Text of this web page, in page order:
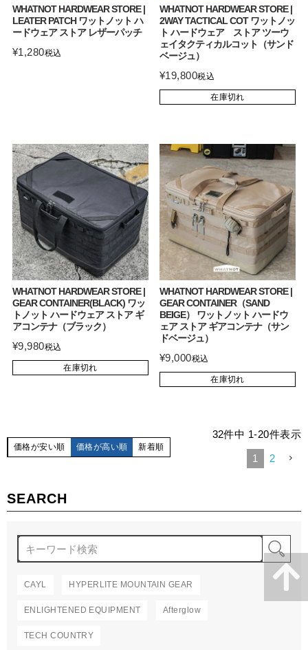
SEARCH
CAYL HYPERLITE MOUNTAIN GEAR
ENLIGHTENED EQUIPMENT Afterglow
TECH COUNTRY
WHATNOT HARDWEAR STORE |
LEATER PATCH ワットノット ハ
ードウェア ストア レザーパッチ
¥1,280税込
WHATNOT HARDWEAR STORE |
2WAY TACTICAL COT ワットノッ
ト ハードウェア ストア ツーウ
ェイタクティカルコット（サンド
ベージュ）
¥19,800税込
在庫切れ
WHATNOT HARDWEAR STORE |
GEAR CONTAINER(BLACK) ワッ
トノット ハードウェア ストア ギ
アコンテナ（ブラック）
¥9,980税込
在庫切れ
WHATNOT HARDWEAR STORE |
GEAR CONTAINER（SAND
BEIGE） ワットノット ハードウ
ェア ストア ギアコンテナ（サン
ドベージュ）
¥9,000税込
在庫切れ
価格が安い順 価格が高い順 新着順
32件中 1-20件表示
1 2